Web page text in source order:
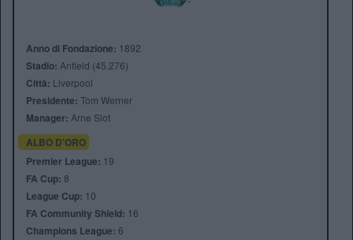
Anno di Fondazione: 1892
Stadio: Anfield (45.276)
Città: Liverpool
Presidente: Tom Werner
Manager: Arne Slot
ALBO D'ORO
Premier League: 19
FA Cup: 8
League Cup: 10
FA Community Shield: 16
Champions League: 6